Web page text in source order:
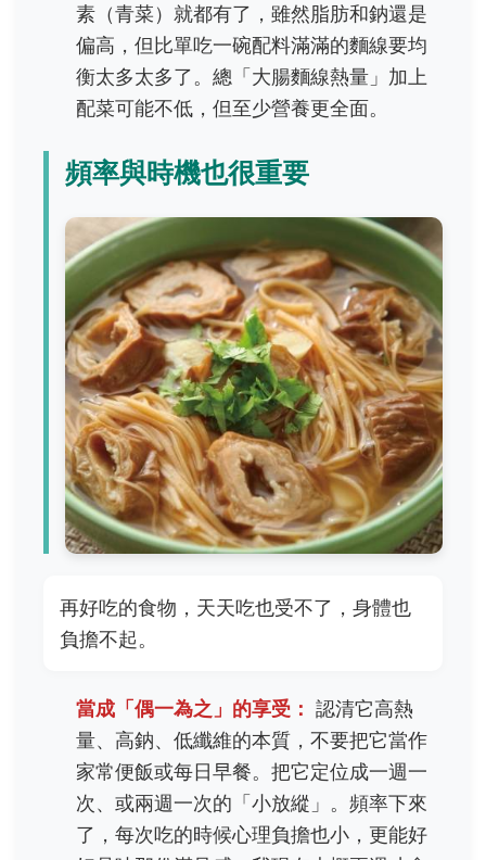
素（青菜）就都有了，雖然脂肪和鈉還是
偏高，但比單吃一碗配料滿滿的麵線要均
衡太多太多了。總「大腸麵線熱量」加上
配菜可能不低，但至少營養更全面。
頻率與時機也很重要
再好吃的食物，天天吃也受不了，身體也
負擔不起。
當成「偶一為之」的享受： 認清它高熱
量、高鈉、低纖維的本質，不要把它當作
家常便飯或每日早餐。把它定位成一週一
次、或兩週一次的「小放縱」。頻率下來
了，每次吃的時候心理負擔也小，更能好